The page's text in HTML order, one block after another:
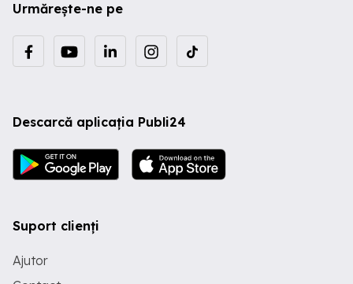
Urmărește-ne pe
Descarcă aplicația Publi24
Suport clienți
Ajutor